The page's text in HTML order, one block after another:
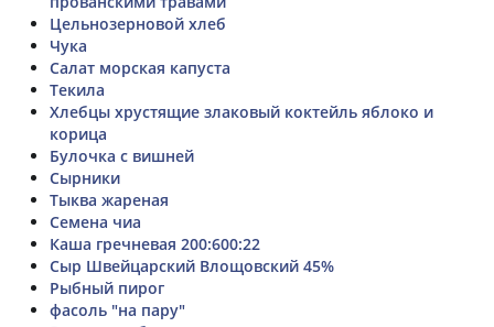
Цельнозерновой хлеб
Чука
Салат морская капуста
Текила
Хлебцы хрустящие злаковый коктейль яблоко и
корица
Булочка с вишней
Сырники
Тыква жареная
Семена чиа
Каша гречневая 200:600:22
Сыр Швейцарский Влощовский 45%
Рыбный пирог
фасоль "на пару"